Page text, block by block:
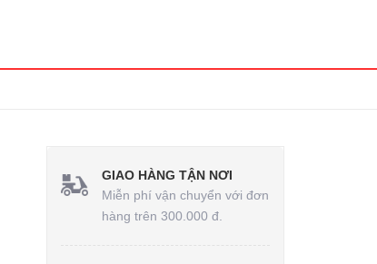
GIAO HÀNG TẬN NƠI
Miễn phí vận chuyển với đơn
hàng trên 300.000 đ.